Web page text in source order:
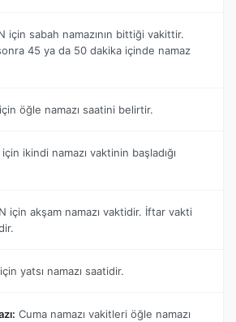
için sabah namazının bittiği vakittir.
45 ya da 50 dakika içinde namaz
öğle namazı saatini belirtir.
ikindi namazı vaktinin başladığı
için akşam namazı vaktidir. İftar vakti
yatsı namazı saatidir.
Cuma namazı vakitleri öğle namazı